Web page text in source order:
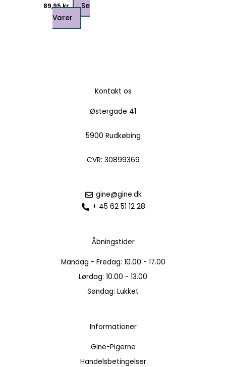
89,95kr.
Se
Varer
Kontakt os
Østergade 41
5900 Rudkøbing
CVR: 30899369
gine@gine.dk
+ 45 62 51 12 28
Åbningstider
Mandag - Fredag: 10.00 - 17.00
Lørdag: 10.00 - 13.00
Søndag: Lukket
Informationer
Gine-Pigerne
Handelsbetingelser